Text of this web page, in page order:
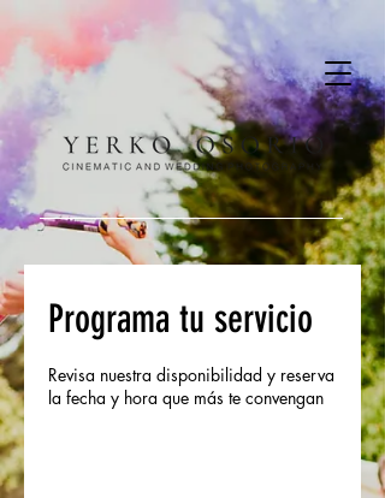
Programa tu servicio
Revisa nuestra disponibilidad y reserva
la fecha y hora que más te convengan